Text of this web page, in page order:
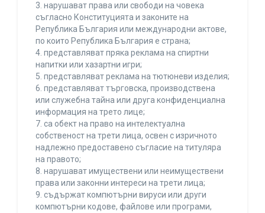
3. нарушават права или свободи на човека
съгласно Конституцията и законите на
Република България или международни актове,
по които Република България е страна;
4. представляват пряка реклама на спиртни
напитки или хазартни игри;
5. представляват реклама на тютюневи изделия;
6. представляват търговска, производствена
или служебна тайна или друга конфиденциална
информация на трето лице;
7. са обект на право на интелектуална
собственост на трети лица, освен с изричното
надлежно предоставено съгласие на титуляра
на правото;
8. нарушават имуществени или неимуществени
права или законни интереси на трети лица;
9. съдържат компютърни вируси или други
компютърни кодове, файлове или програми,